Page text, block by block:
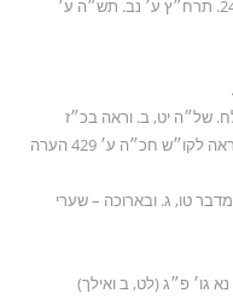
תרפ״ח ע׳ מו. תרפ״ט ע׳ 6 (וש״נ). שם ע׳ 242. תרח״ץ ע׳ נב. תש״ה ע׳
של״ה יט, ב. וראה בכ״ז
סה״מ תרנ״ט ע׳ קעו. תש״ד ע׳ 139 ואילך. וראה לקו״ש חכ״ה ע׳ 429 הערה
טו, ג. ובארוכה – שערי
גו׳ פ״ג (לט, ב ואילך)